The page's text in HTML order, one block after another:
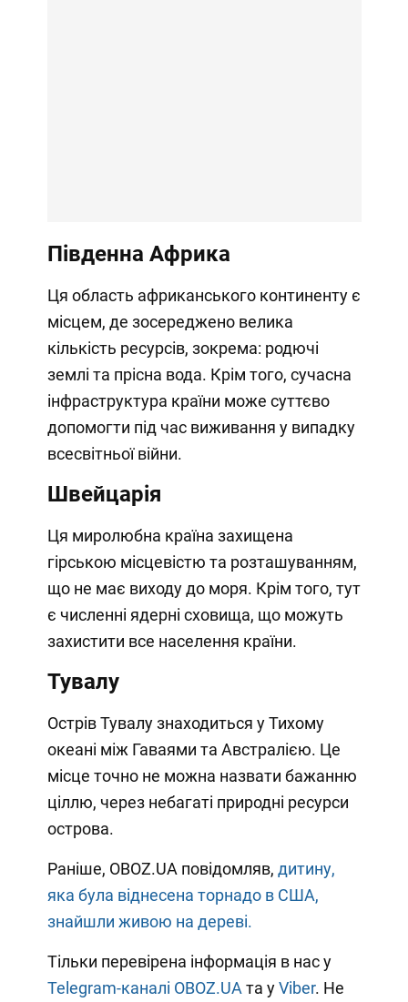
Південна Африка
Ця область африканського континенту є
місцем, де зосереджено велика
кількість ресурсів, зокрема: родючі
землі та прісна вода. Крім того, сучасна
інфраструктура країни може суттєво
допомогти під час виживання у випадку
всесвітньої війни.
Швейцарія
Ця миролюбна країна захищена
гірською місцевістю та розташуванням,
що не має виходу до моря. Крім того, тут
є численні ядерні сховища, що можуть
захистити все населення країни.
Тувалу
Острів Тувалу знаходиться у Тихому
океані між Гаваями та Австралією. Це
місце точно не можна назвати бажанню
ціллю, через небагаті природні ресурси
острова.
Раніше, OBOZ.UA повідомляв, дитину,
яка була віднесена торнадо в США,
знайшли живою на дереві.
Тільки перевірена інформація в нас у
Telegram-каналі OBOZ.UA та уViber. Не